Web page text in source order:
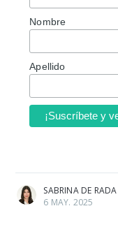
Nombre
Apellido
SABRINA DE RADA
6 MAY. 2025